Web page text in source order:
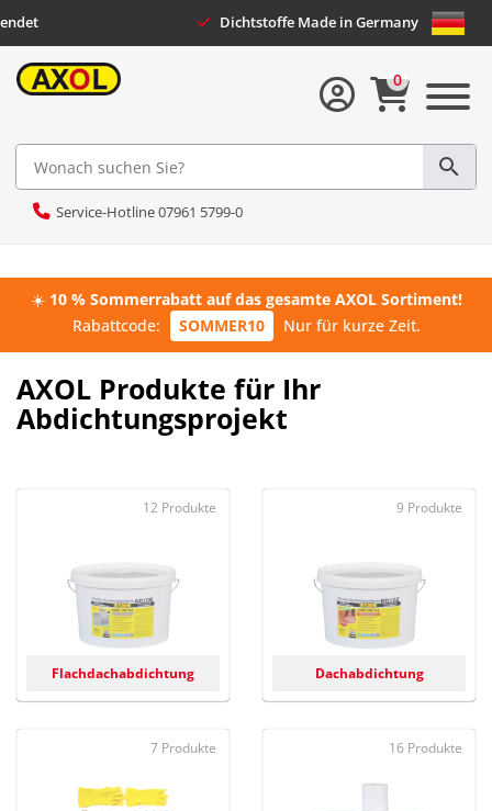
versendet Dichtstoffe Made in Germany
Service-Hotline 07961 5799-0
0
☀️ 10 % Sommerrabatt auf das gesamte AXOL Sortiment!
Rabattcode:
SOMMER10 Nur für kurze Zeit.
AXOL Produkte für Ihr
Abdichtungsprojekt
Flachdachabdichtung
12 Produkte
Dachabdichtung
9 Produkte
7 Produkte 16 Produkte